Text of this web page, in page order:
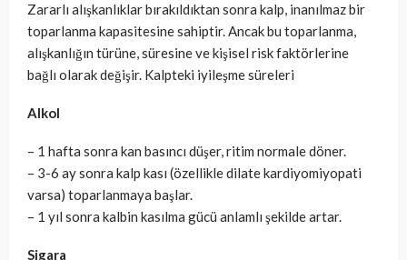
Zararlı alışkanlıklar bırakıldıktan sonra kalp, inanılmaz bir
toparlanma kapasitesine sahiptir. Ancak bu toparlanma,
alışkanlığın türüne, süresine ve kişisel risk faktörlerine
bağlı olarak değişir. Kalpteki iyileşme süreleri
Alkol
– 1 hafta sonra kan basıncı düşer, ritim normale döner.
– 3-6 ay sonra kalp kası (özellikle dilate kardiyomiyopati
varsa) toparlanmaya başlar.
– 1 yıl sonra kalbin kasılma gücü anlamlı şekilde artar.
Sigara